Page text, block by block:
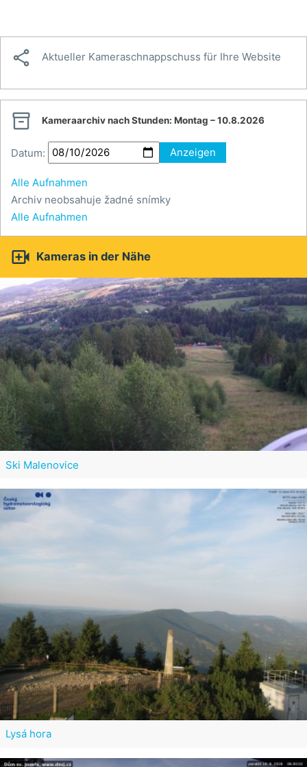
 Aktueller Kameraschnappschuss für Ihre Website
 Kameraarchiv nach Stunden: Montag – 10.8.2026
Datum: Anzeigen
Alle Aufnahmen
Archiv neobsahuje žadné snímky
Alle Aufnahmen
 Kameras in der Nähe
Ski Malenovice
Lysá hora